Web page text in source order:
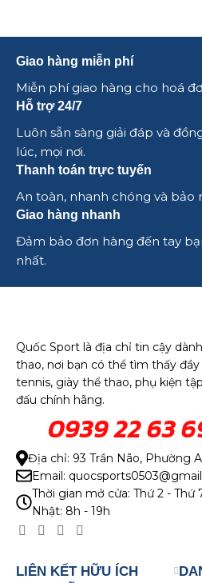
Giao hàng miễn phí
Miễn phí giao hàng cho hoá
Hỗ trợ 24/7
Luôn sẵn sàng giải đáp và
lúc, mọi nơi.
Thanh toán trực tuyến
An toàn, nhanh chóng và bảo
Giao hàng nhanh
Đảm bảo đơn hàng đến tay
nhất.
Quốc Sport là địa chỉ tin cậy
thao, nơi bạn có thể tìm thấy
tennis, giày thể thao, phụ kiện
đấu chính hãng.
0939 22 63
Địa chỉ: 93 Trần Não, Phường
Email:
Thời gian mở cửa: Thứ 2 - Thứ
Nhật: 8h - 19h
LIÊN KẾT HỮU ÍCH